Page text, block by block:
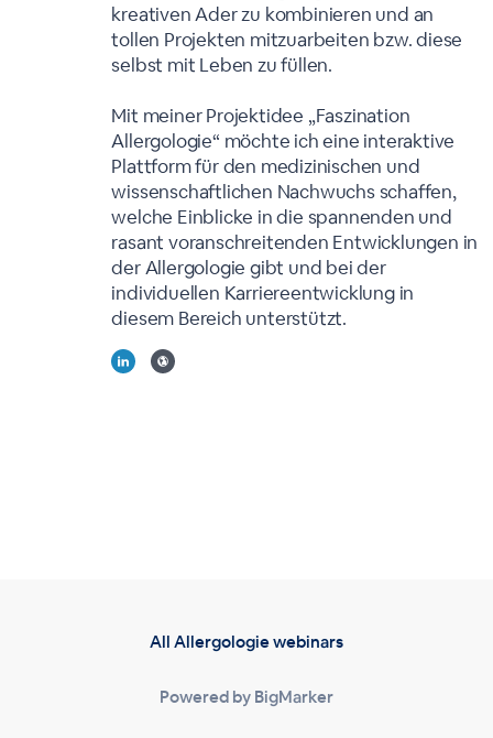
kreativen Ader zu kombinieren und an
tollen Projekten mitzuarbeiten bzw. diese
selbst mit Leben zu füllen.
Mit meiner Projektidee „Faszination
Allergologie“ möchte ich eine interaktive
Plattform für den medizinischen und
wissenschaftlichen Nachwuchs schaffen,
welche Einblicke in die spannenden und
rasant voranschreitenden Entwicklungen in
der Allergologie gibt und bei der
individuellen Karriereentwicklung in
diesem Bereich unterstützt.
All Allergologie webinars
Powered by BigMarker